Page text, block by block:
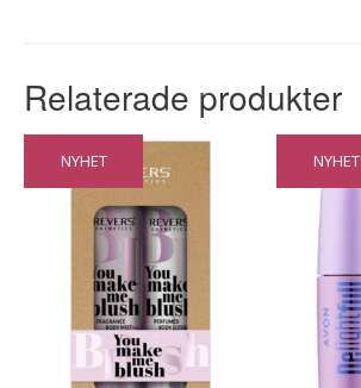
Relaterade produkter
NYHET NYHET